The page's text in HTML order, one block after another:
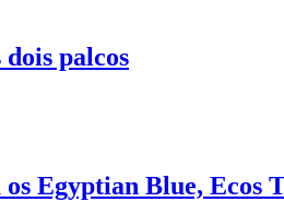
palcos
Egyptian Blue, Ecos